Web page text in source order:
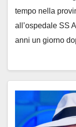
tempo nella
all’ospedale SS
anni un giorno